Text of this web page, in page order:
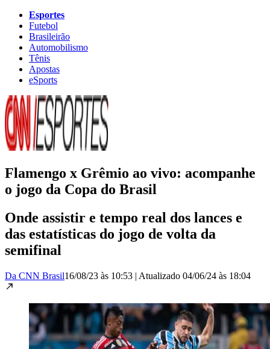
Esportes
Futebol
Brasileirão
Automobilismo
Tênis
Apostas
eSports
Flamengo x Grêmio ao vivo: acompanhe
o jogo da Copa do Brasil
Onde assistir e tempo real dos lances e
das estatísticas do jogo de volta da
semifinal
Da CNN Brasil16/08/23 às 10:53 | Atualizado 04/06/24 às 18:04